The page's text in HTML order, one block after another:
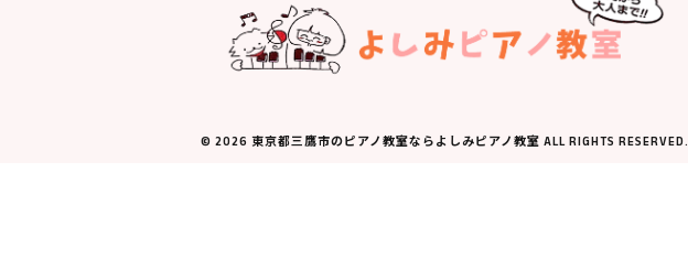
© 2026 東京都三鷹市のピアノ教室ならよしみピアノ教室 ALL RIGHTS RESERVED.